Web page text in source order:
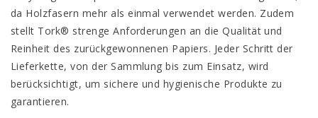
da Holzfasern mehr als einmal verwendet werden. Zudem
stellt Tork® strenge Anforderungen an die Qualität und
Reinheit des zurückgewonnenen Papiers. Jeder Schritt der
Lieferkette, von der Sammlung bis zum Einsatz, wird
berücksichtigt, um sichere und hygienische Produkte zu
garantieren.